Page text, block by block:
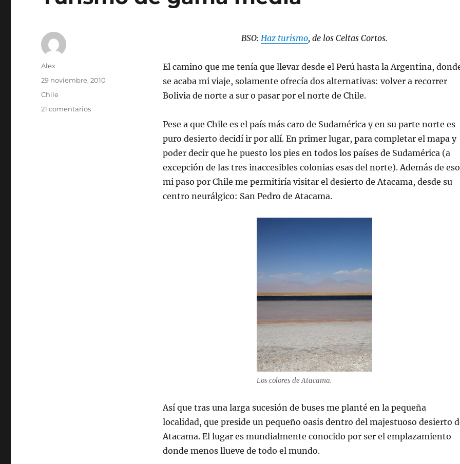
BSO:Haz turismo, de los Celtas Cortos.
El camino que me tenía que llevar desde el Perú hasta la Argentina,
se acaba mi viaje, solamente ofrecía dos alternativas: volver a recorrer
Bolivia de norte a sur o pasar por el norte de Chile.
Pese a que Chile es el país más caro de Sudamérica y en su parte norte es
puro desierto decidí ir por allí. En primer lugar, para completar el mapa y
poder decir que he puesto los pies en todos los países de Sudamérica (a
excepción de las tres inaccesibles colonias esas del norte). Además de
mi paso por Chile me permitiría visitar el desierto de Atacama, desde su
centro neurálgico: San Pedro de Atacama.
Los colores de Atacama.
Así que tras una larga sucesión de buses me planté en la pequeña
localidad, que preside un pequeño oasis dentro del majestuoso desierto
Atacama. El lugar es mundialmente conocido por ser el emplazamiento
donde menos llueve de todo el mundo.
Autor
Alex
Publicado
el
29 noviembre, 2010
Categorías
Chile
21 comentariosen